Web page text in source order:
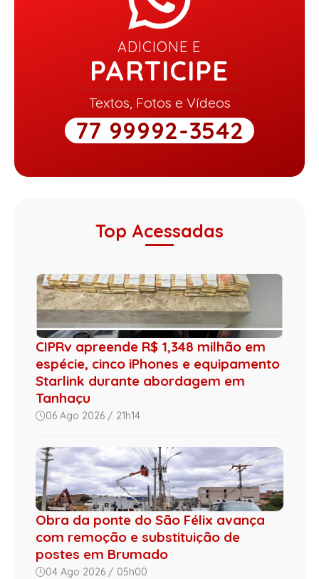
ADICIONE E
PARTICIPE
Textos, Fotos e Vídeos
77 99992-3542
Top Acessadas
CIPRv apreende R$ 1,348 milhão em
espécie, cinco iPhones e equipamento
Starlink durante abordagem em
Tanhaçu
06 Ago 2026 / 21h14
Obra da ponte do São Félix avança
com remoção e substituição de
postes em Brumado
04 Ago 2026 / 05h00